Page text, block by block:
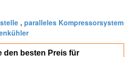
, paralleles Kompressorsystem
den besten Preis für